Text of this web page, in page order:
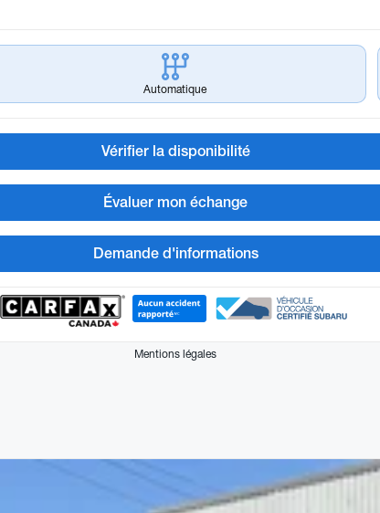
Automatique
Vérifier la disponibilité
Évaluer mon échange
Demande d'informations
Mentions légales